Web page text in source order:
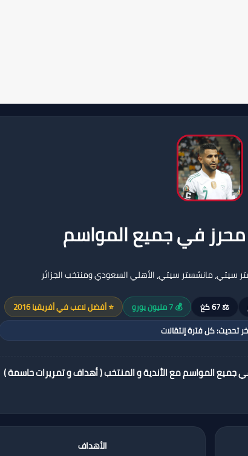
محرز في جميع المواسم
سيتي، مانشستر سيتي، الأهلي السعودي ومنتخب الجزائر
⚖️ 67 كغ 💰 7 مليون يورو
⭐ أفضل لاعب في أفريقيا 2016
تحديث: كل فترة إنتقالات
الأهداف